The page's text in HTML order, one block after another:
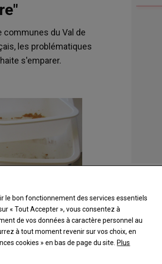
communes du Val de
les problématiques
s'emparer.
le bon fonctionnement des services essentiels
« Tout Accepter », vous consentez à
de vos données à caractère personnel au
à tout moment revenir sur vos choix, en
cookies » en bas de page du site. Plus